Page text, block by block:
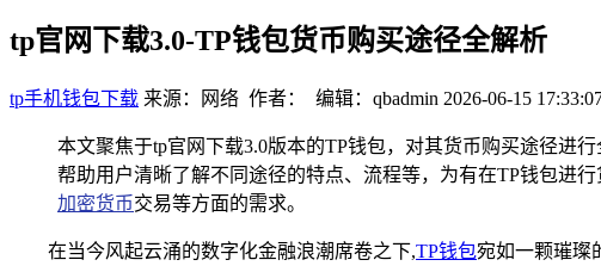
tp官网下载3.0-TP钱包货币购买途径全解析
tp手机钱包下载 来源：网络 作者： 编辑：qbadmin 2026-06-15
本文聚焦于tp官网下载3.0版本的TP钱包，对其货币购买途径进
帮助用户清晰了解不同途径的特点、流程等，为有在TP钱包进
加密货币交易等方面的需求。
在当今风起云涌的数字化金融浪潮席卷之下,TP钱包宛如一颗璀璨